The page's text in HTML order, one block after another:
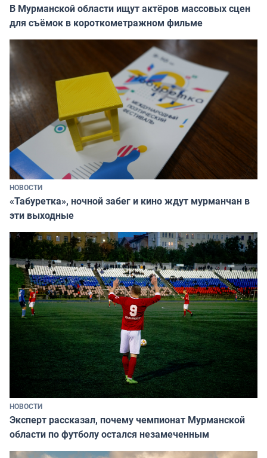
В Мурманской области ищут актёров массовых сцен
для съёмок в короткометражном фильме
НОВОСТИ
«Табуретка», ночной забег и кино ждут мурманчан в
эти выходные
НОВОСТИ
Эксперт рассказал, почему чемпионат Мурманской
области по футболу остался незамеченным